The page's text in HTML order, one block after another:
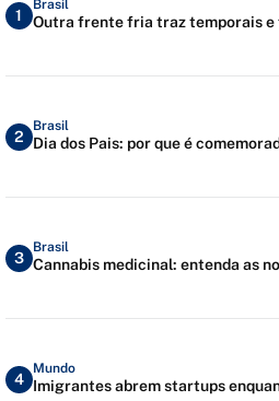
1
Brasil
Outra frente fria traz temporais e
2
Brasil
Dia dos Pais: por que é
3
Brasil
Cannabis medicinal: entenda as
4
Mundo
Imigrantes abrem startups